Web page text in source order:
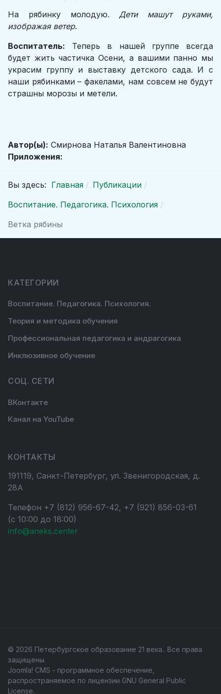
На рябинку молодую.Дети машут руками,
изображая ветер.
Воспитатель: Теперь в нашей группе всегда
будет жить частичка Осени, а вашими панно мы
украсим группу и выставку детского сада. И с
наши рябинками – факелами, нам совсем не будут
страшны морозы и метели.
Автор(ы): Смирнова Наталья Валентиновна
Приложения:
Вы здесь: Главная
Публикации
Воспитание. Педагогика. Психология
Ветка рябины
КАТЕГОРИИ
Воспитание. Педагогика. Психология.
Теория и методика обучения
Профессиональная педагогика и андрагогика
Инклюзивное обучение
СОЦ. СЕТИ
ВКонтакте
Канал на YouTube
КОНТАКТЫ
191119, Санкт-Петербург, ул. Звенигородская, д.
28А
Телефон +7 (812) 956-67-42, +7 (921) 856-03-61
(с 10:00 до 18:00)
info@aneks.center
© 2026 Петербургское образование 21 века.. Все права
защищены.
Joomla! CMS - программное обеспечение,
распространяемое по лицензии GNU General Public
License.